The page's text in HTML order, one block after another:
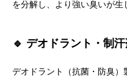
を分解し、より強い臭いが生
🔹 デオドラント・制
デオドラント（抗菌・防臭）